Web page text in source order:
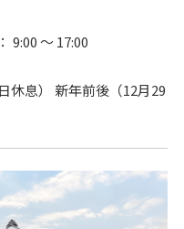
9:00 ～ 17:00
休息） 新年前後（12月29